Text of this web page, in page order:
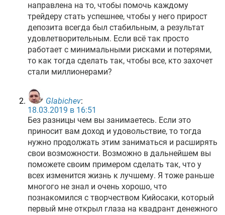
направлена на то, чтобы помочь каждому
трейдеру стать успешнее, чтобы у него прирост
депозита всегда был стабильным, а результат
удовлетворительным. Если всё так просто
работает с минимальными рисками и потерями,
то как тогда сделать так, чтобы все, кто захочет
стали миллионерами?
Glabichev:
18.03.2019 в 16:51
Без разницы чем вы занимаетесь. Если это
приносит вам доход и удовольствие, то тогда
нужно продолжать этим заниматься и расширять
свои возможности. Возможно в дальнейшем вы
поможете своим примером сделать так, что у
всех изменится жизнь к лучшему. Я тоже раньше
многого не знал и очень хорошо, что
познакомился с творчеством Кийосаки, который
первый мне открыл глаза на квадрант денежного